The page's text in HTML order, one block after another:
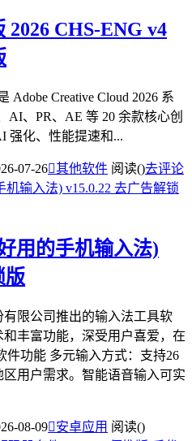
2026 CHS-ENG v4
Adobe Creative Cloud 2026 系
AI、PR、AE 等 20 余款核心创
强化、性能提速和...
07-26其他软件 阅读()去评论
用的手机输入法)
版
限公司推出的输入法工具软
丰富功能，深受用户喜爱，在
件功能 多元输入方式：支持26
用户需求。智能语音输入可实
08-09安卓应用 阅读()